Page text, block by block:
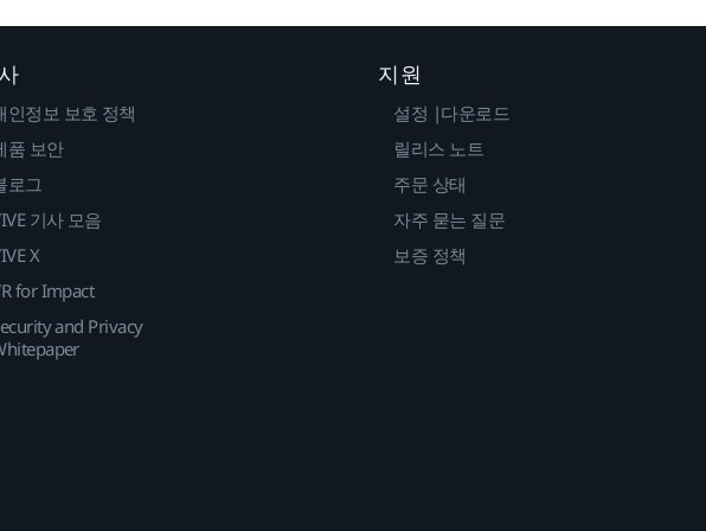
인정보 보호 정책
품 보안
로그
기사 모음
X
for Impact
and Privacy
지원
설정 |다운로드
릴리스 노트
주문 상태
자주 묻는 질문
보증 정책